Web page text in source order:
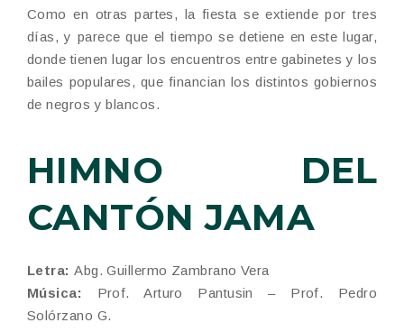
Como en otras partes, la fiesta se extiende por tres
días, y parece que el tiempo se detiene en este lugar,
donde tienen lugar los encuentros entre gabinetes y los
bailes populares, que financian los distintos gobiernos
de negros y blancos.
HIMNO DEL
CANTÓN JAMA
Letra: Abg. Guillermo Zambrano Vera
Música: Prof. Arturo Pantusin – Prof. Pedro
Solórzano G.